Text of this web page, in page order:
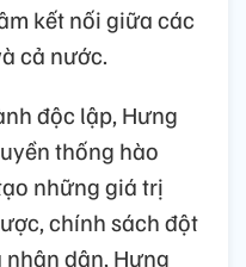
kết nối giữa các
cả nước.
độc lập, Hưng
thống hào
những giá trị
chính sách đột
dân, Hưng